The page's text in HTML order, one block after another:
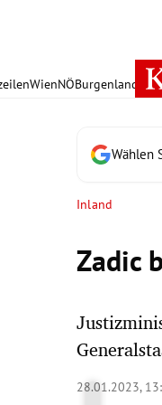
WienNÖBurgenland
Wählen
Inland
Zadic
28.01.2023,